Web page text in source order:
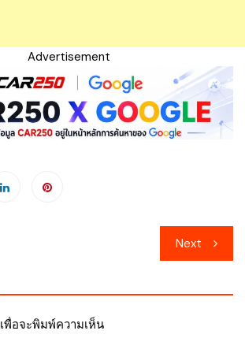
Advertisement
Next
เพื่อจะพิมพ์ความเห็น